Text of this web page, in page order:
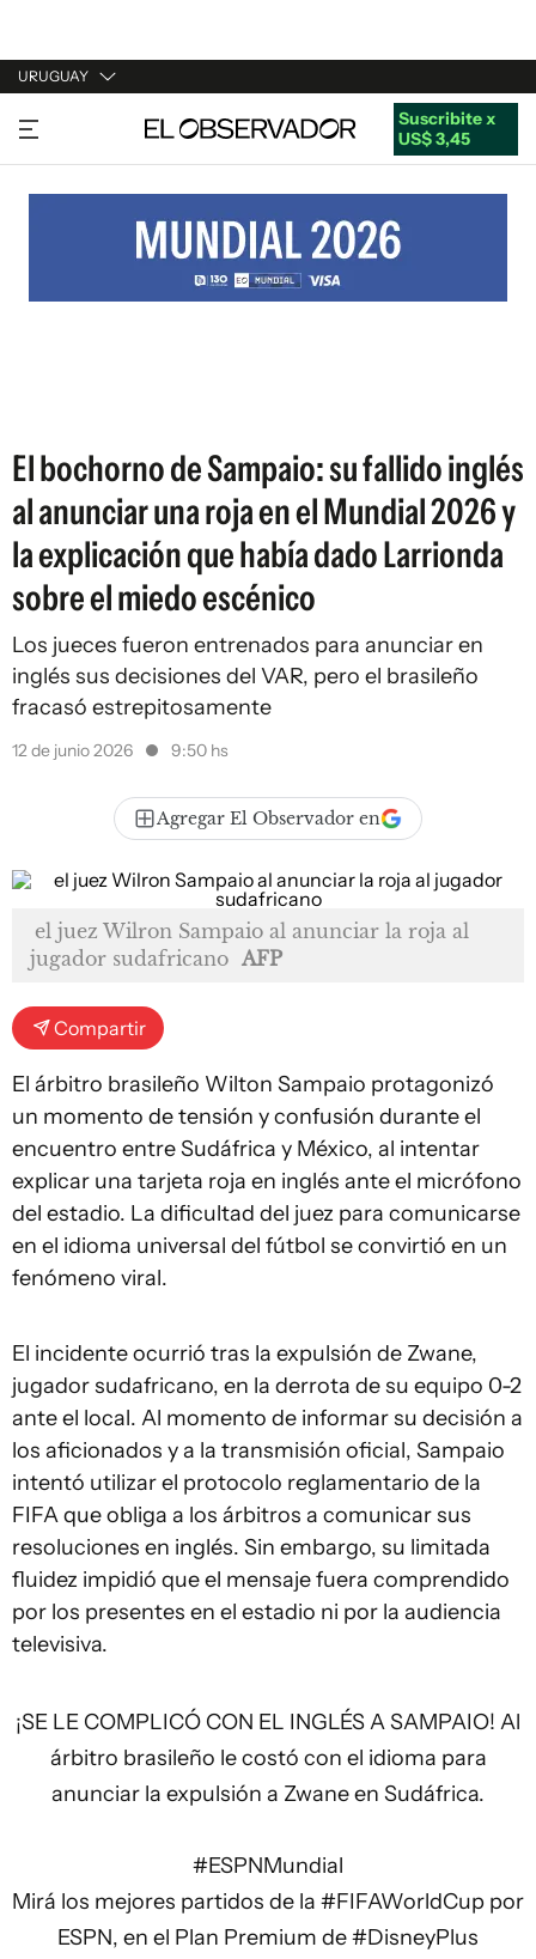
URUGUAY
URUGUAY
ARGENTINA
ESTADOS UNIDOS
Suscribite x
US$ 3,45
El bochorno de Sampaio: su fallido inglés
al anunciar una roja en el Mundial 2026 y
la explicación que había dado Larrionda
sobre el miedo escénico
Los jueces fueron entrenados para anunciar en
inglés sus decisiones del VAR, pero el brasileño
fracasó estrepitosamente
12 de junio 2026 9:50 hs
Agregar El Observador en
el juez Wilron Sampaio al anunciar la roja al
jugador sudafricano AFP
Compartir
El árbitro brasileño Wilton Sampaio protagonizó
un momento de tensión y confusión durante el
encuentro entre Sudáfrica y México, al intentar
explicar una tarjeta roja en inglés ante el micrófono
del estadio. La dificultad del juez para comunicarse
en el idioma universal del fútbol se convirtió en un
fenómeno viral.
El incidente ocurrió tras la expulsión de Zwane,
jugador sudafricano, en la derrota de su equipo 0-2
ante el local. Al momento de informar su decisión a
los aficionados y a la transmisión oficial, Sampaio
intentó utilizar el protocolo reglamentario de la
FIFA que obliga a los árbitros a comunicar sus
resoluciones en inglés. Sin embargo, su limitada
fluidez impidió que el mensaje fuera comprendido
por los presentes en el estadio ni por la audiencia
televisiva.
¡SE LE COMPLICÓ CON EL INGLÉS A SAMPAIO! Al
árbitro brasileño le costó con el idioma para
anunciar la expulsión a Zwane en Sudáfrica.
#ESPNMundial
Mirá los mejores partidos de la #FIFAWorldCup por
ESPN, en el Plan Premium de#DisneyPlus